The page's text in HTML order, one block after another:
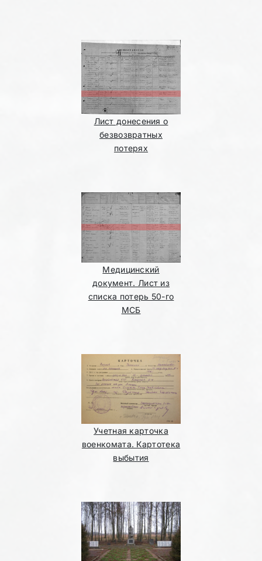
Лист донесения о
безвозвратных
потерях
Медицинский
документ. Лист из
списка потерь 50-го
МСБ
Учетная карточка
военкомата. Картотека
выбытия